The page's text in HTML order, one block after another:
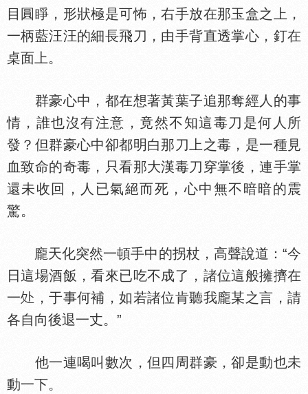
目圓睜，形狀極是可怖，右手放在那玉盒之上，
一柄藍汪汪的細長飛刀，由手背直透掌心，釘在
桌面上。
群豪心中，都在想著黃葉子追那奪經人的事
情，誰也沒有注意，竟然不知這毒刀是何人所
發？但群豪心中卻都明白那刀上之毒，是一種見
血致命的奇毒，只看那大漢毒刀穿掌後，連手掌
還未收回，人已氣絕而死，心中無不暗暗的震
驚。
龐天化突然一頓手中的拐杖，高聲說道：“今
日這場酒飯，看來已吃不成了，諸位這般擁擠在
一
，于事何補，如若諸位肯聽我龐某之言，請
各自向後退一丈。”
他一連喝叫數次，但四周群豪，卻是動也未
動一下。